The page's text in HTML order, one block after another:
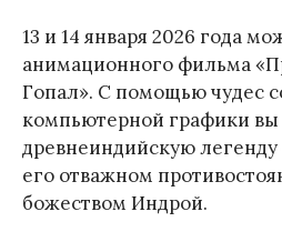
13 и 14 января 2026 года
анимационного фильма
Гопал». С помощью чудес
компьютерной графики вы
древнеиндийскую легенду
его отважном
божеством Индрой.